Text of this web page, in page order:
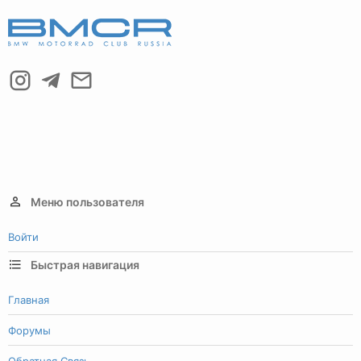
Меню пользователя
Войти
Быстрая навигация
Главная
Форумы